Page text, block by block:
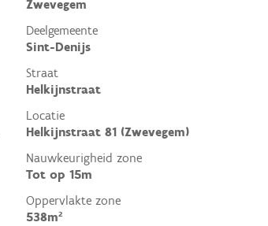
Zwevegem
Deelgemeente
Sint-Denijs
Straat
Helkijnstraat
Locatie
Helkijnstraat 81 (Zwevegem)
Nauwkeurigheid zone
Tot op 15m
Oppervlakte zone
538m²